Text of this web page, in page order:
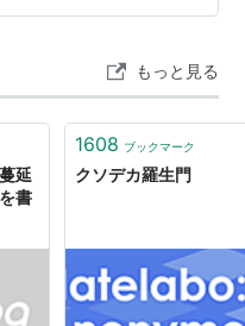
う一緒くたに「ババ
聖なる存在だから、侮
どうでも…
もっと見る
延
書
1608 ブックマーク
クソデカ羅生門